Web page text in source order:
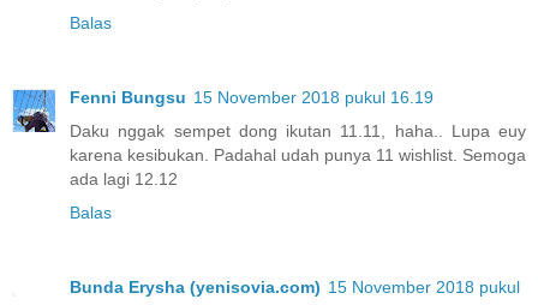
Balas
Fenni Bungsu 15 November 2018 pukul 16.19
Daku nggak sempet dong ikutan 11.11, haha.. Lupa euy
karena kesibukan. Padahal udah punya 11 wishlist. Semoga
ada lagi 12.12
Balas
Bunda Erysha (yenisovia.com) 15 November 2018 pukul